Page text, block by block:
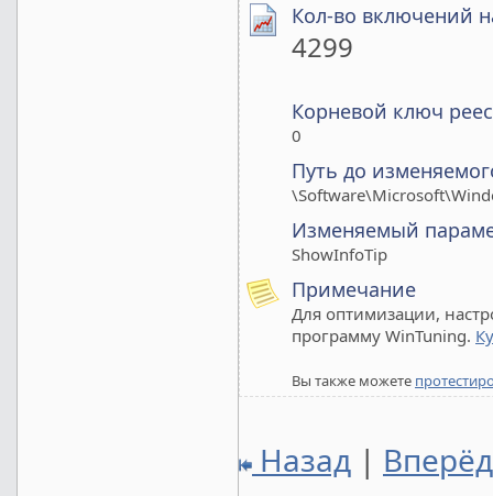
Кол-во включений
4299
Корневой ключ
0
Путь до
Изменяемый
ShowInfoTip
Примечание
Для оптимизации,
программу WinTuning.
Вы также можете
Назад |